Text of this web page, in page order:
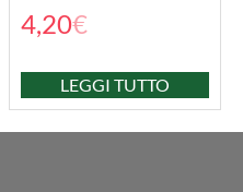
4,20€
LEGGI TUTTO